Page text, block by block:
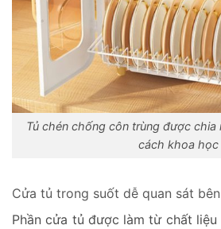
Tủ chén chống côn trùng được
cách khoa học
Cửa tủ trong suốt dễ quan sát
Phần cửa tủ được làm từ chất